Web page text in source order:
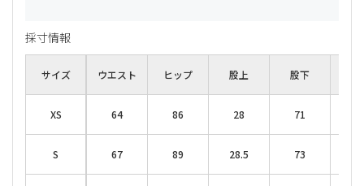
採寸情報
サイズ ウエスト ヒップ 股上 股下
XS 64 86 28 71
S 67 89 28.5 73